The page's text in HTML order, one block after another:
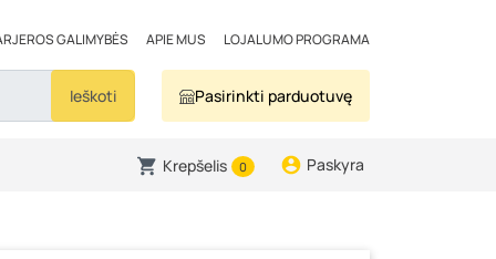
GALIMYBĖS APIE MUS LOJALUMO PROGRAMA
Ieškoti Pasirinkti parduotuvę
Krepšelis 0 Paskyra